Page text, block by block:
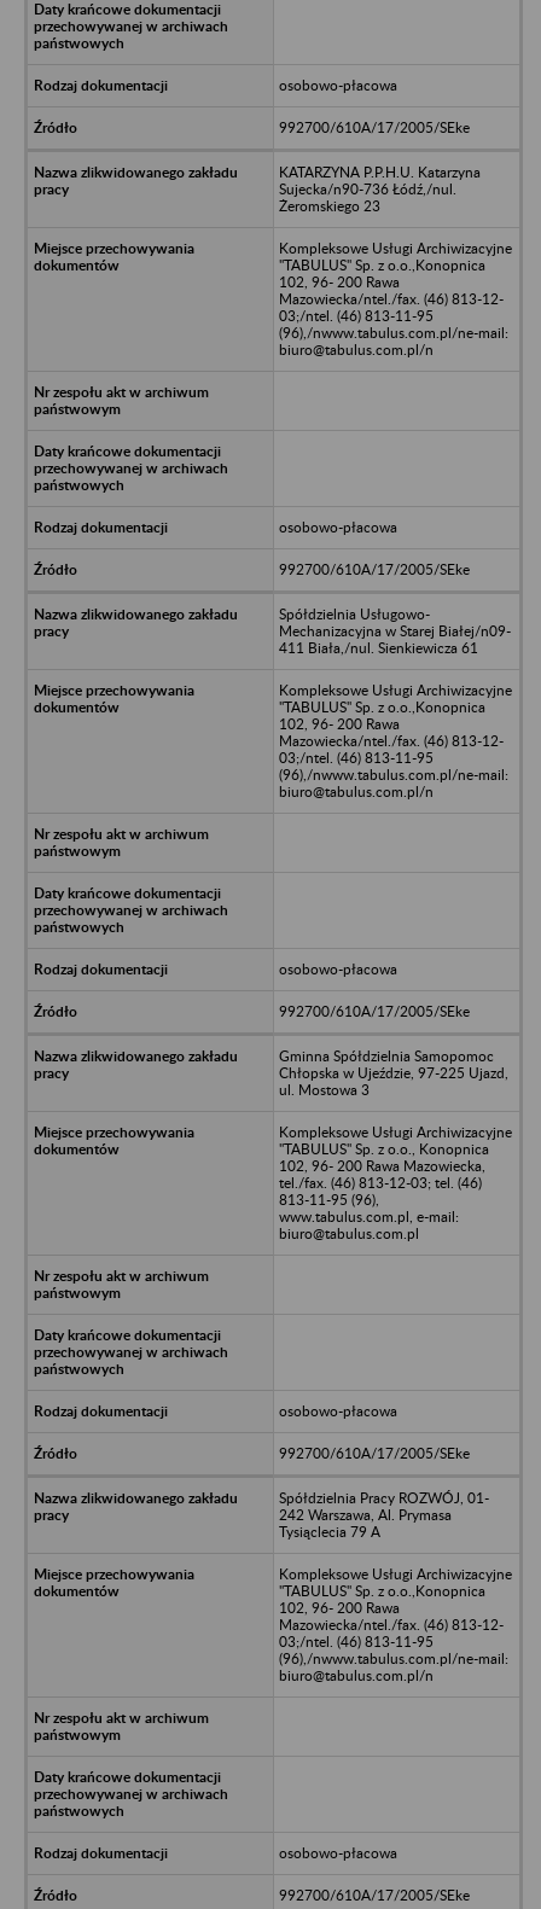
osobowo-płacowa
992700/610A/17/2005/SEke
KATARZYNA P.P.H.U. Katarzyna
Sujecka/n90-736 Łódź,/nul.
Żeromskiego 23
Kompleksowe Usługi Archiwizacyjne
"TABULUS" Sp. z o.o.,Konopnica
102, 96- 200 Rawa
Mazowiecka/ntel./fax. (46) 813-12-
03;/ntel. (46) 813-11-95
(96),/nwww.tabulus.com.pl/ne-mail:
biuro@tabulus.com.pl/n
osobowo-płacowa
992700/610A/17/2005/SEke
Spółdzielnia Usługowo-
Mechanizacyjna w Starej Białej/n09-
411 Biała,/nul. Sienkiewicza 61
Kompleksowe Usługi Archiwizacyjne
"TABULUS" Sp. z o.o.,Konopnica
102, 96- 200 Rawa
Mazowiecka/ntel./fax. (46) 813-12-
03;/ntel. (46) 813-11-95
(96),/nwww.tabulus.com.pl/ne-mail:
biuro@tabulus.com.pl/n
osobowo-płacowa
992700/610A/17/2005/SEke
Gminna Spółdzielnia Samopomoc
Chłopska w Ujeździe, 97-225 Ujazd,
ul. Mostowa 3
Kompleksowe Usługi Archiwizacyjne
"TABULUS" Sp. z o.o., Konopnica
102, 96- 200 Rawa Mazowiecka,
tel./fax. (46) 813-12-03; tel. (46)
813-11-95 (96),
www.tabulus.com.pl, e-mail:
biuro@tabulus.com.pl
osobowo-płacowa
992700/610A/17/2005/SEke
Spółdzielnia Pracy ROZWÓJ, 01-
242 Warszawa, Al. Prymasa
Tysiąclecia 79 A
Kompleksowe Usługi Archiwizacyjne
"TABULUS" Sp. z o.o.,Konopnica
102, 96- 200 Rawa
Mazowiecka/ntel./fax. (46) 813-12-
03;/ntel. (46) 813-11-95
(96),/nwww.tabulus.com.pl/ne-mail:
biuro@tabulus.com.pl/n
osobowo-płacowa
992700/610A/17/2005/SEke